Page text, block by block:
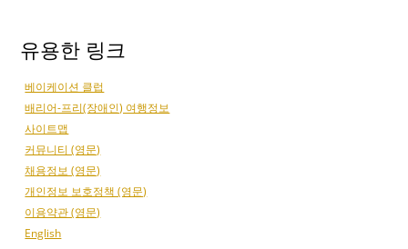
유용한 링크
베이케이션 클럽
배리어-프리(장애인) 여행정보
사이트맵
커뮤니티 (영문)
채용정보 (영문)
개인정보 보호정책 (영문)
이용약관 (영문)
English